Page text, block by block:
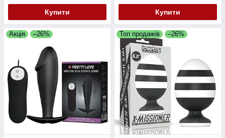
Купити Купити
Акція –26% Топ продажів –26%